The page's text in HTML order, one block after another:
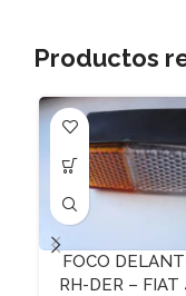
Productos
FOCO
RH-DER –